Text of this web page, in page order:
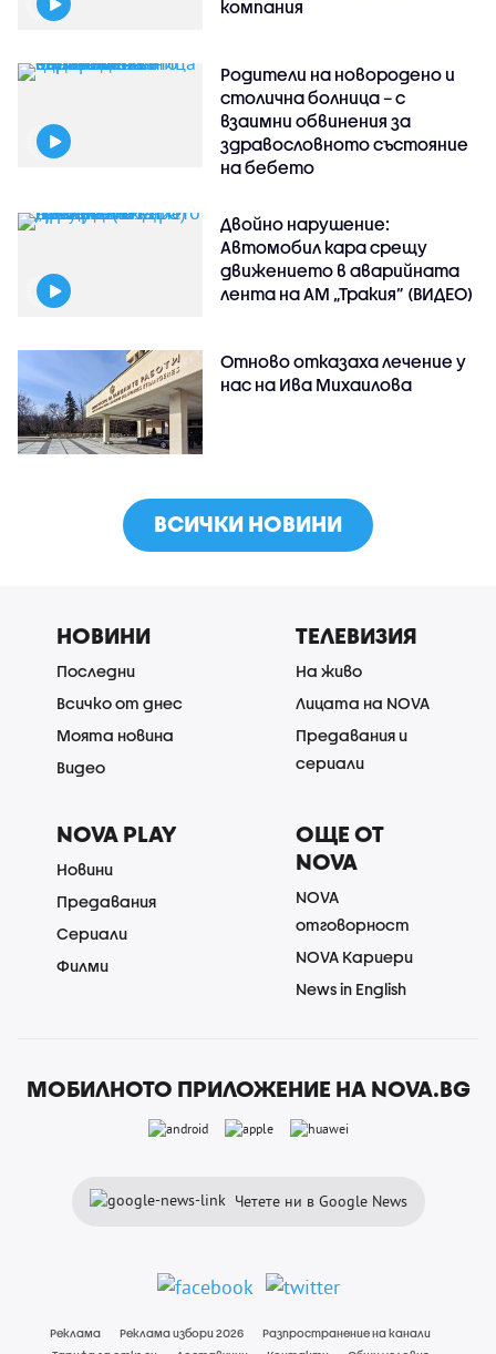
компания
Родители на новородено и
столична болница – с
взаимни обвинения за
здравословното състояние
на бебето
Двойно нарушение:
Автомобил кара срещу
движението в аварийната
лента на АМ „Тракия” (ВИДЕО)
Отново отказаха лечение у
нас на Ива Михаилова
ВСИЧКИ НОВИНИ
НОВИНИ
Последни
Всичко от днес
Моята новина
Видео
ТЕЛЕВИЗИЯ
На живо
Лицата на NOVA
Предавания и
сериали
NOVA PLAY
Новини
Предавания
Сериали
Филми
ОЩЕ ОТ
NOVA
NOVA
отговорност
NOVA Кариери
News in English
МОБИЛНОТО ПРИЛОЖЕНИЕ НА NOVA.BG
Четете ни в Google News
Реклама Реклама избори 2026
Разпространение на канали